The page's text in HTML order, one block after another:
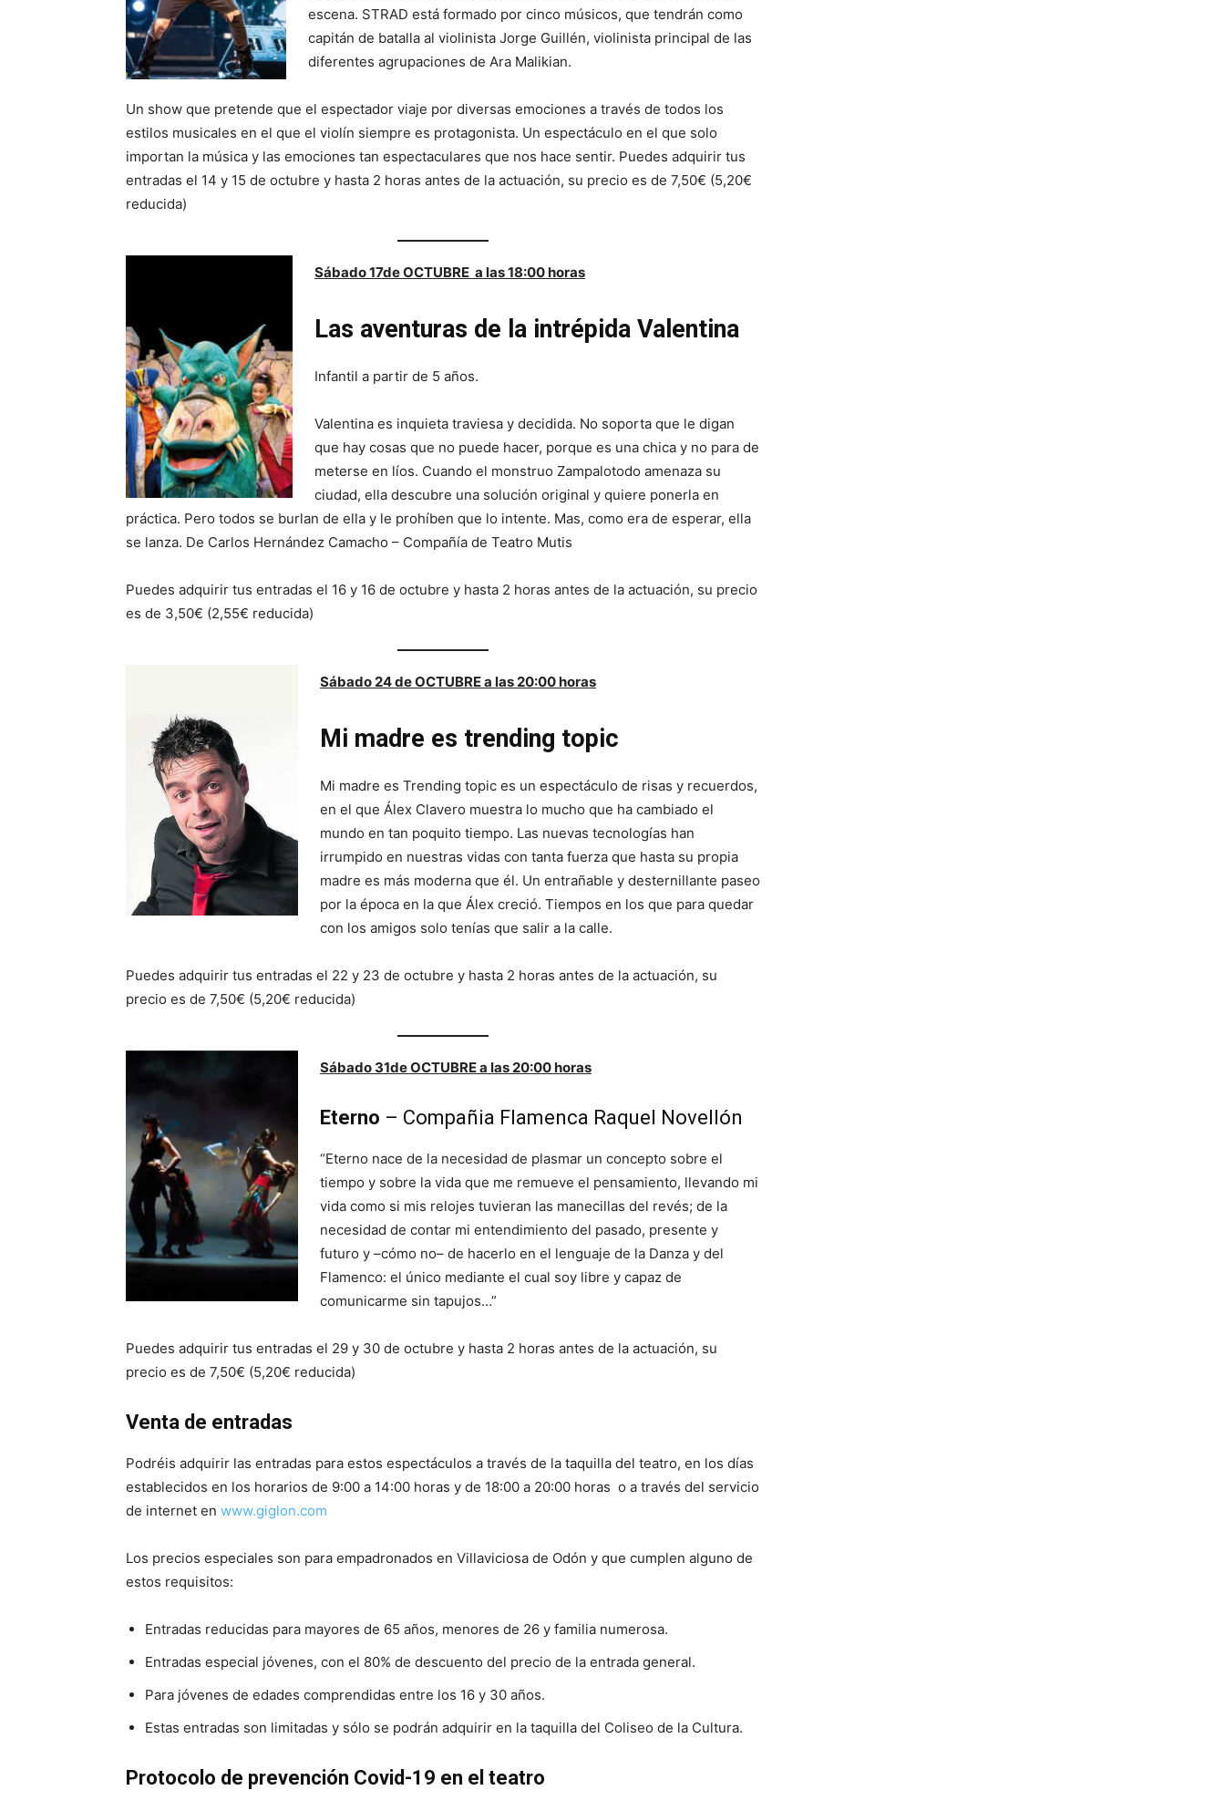
escena. STRAD está formado por cinco músicos, que tendrán como
capitán de batalla al violinista Jorge Guillén, violinista principal de las
diferentes agrupaciones de Ara Malikian.
Un show que pretende que el espectador viaje por diversas emociones a través de todos los
estilos musicales en el que el violín siempre es protagonista. Un espectáculo en el que solo
importan la música y las emociones tan espectaculares que nos hace sentir. Puedes adquirir tus
entradas el 14 y 15 de octubre y hasta 2 horas antes de la actuación, su precio es de 7,50€ (5,20€
reducida)
Sábado 17de OCTUBRE a las 18:00 horas
Las aventuras de la intrépida Valentina
Infantil a partir de 5 años.
Valentina es inquieta traviesa y decidida. No soporta que le digan
que hay cosas que no puede hacer, porque es una chica y no para de
meterse en líos. Cuando el monstruo Zampalotodo amenaza su
ciudad, ella descubre una solución original y quiere ponerla en
práctica. Pero todos se burlan de ella y le prohíben que lo intente. Mas, como era de esperar, ella
se lanza. De Carlos Hernández Camacho – Compañía de Teatro Mutis
Puedes adquirir tus entradas el 16 y 16 de octubre y hasta 2 horas antes de la actuación, su precio
es de 3,50€ (2,55€ reducida)
Sábado 24de OCTUBRE a las 20:00 horas
Mi madre es trending topic
Mi madre es Trending topic es un espectáculo de risas y recuerdos,
en el que Álex Clavero muestra lo mucho que ha cambiado el
mundo en tan poquito tiempo. Las nuevas tecnologías han
irrumpido en nuestras vidas con tanta fuerza que hasta su propia
madre es más moderna que él. Un entrañable y desternillante paseo
por la época en la que Álex creció. Tiempos en los que para quedar
con los amigos solo tenías que salir a la calle.
Puedes adquirir tus entradas el 22 y 23 de octubre y hasta 2 horas antes de la actuación, su
precio es de 7,50€ (5,20€ reducida)
Sábado 31de OCTUBRE a las 20:00 horas
Eterno – Compañia Flamenca Raquel Novellón
“Eterno nace de la necesidad de plasmar un concepto sobre el
tiempo y sobre la vida que me remueve el pensamiento, llevando mi
vida como si mis relojes tuvieran las manecillas del revés; de la
necesidad de contar mi entendimiento del pasado, presente y
futuro y –cómo no– de hacerlo en el lenguaje de la Danza y del
Flamenco: el único mediante el cual soy libre y capaz de
comunicarme sin tapujos…”
Puedes adquirir tus entradas el 29 y 30 de octubre y hasta 2 horas antes de la actuación, su
precio es de 7,50€ (5,20€ reducida)
Venta de entradas
Podréis adquirir las entradas para estos espectáculos a través de la taquilla del teatro, en los días
establecidos en los horarios de 9:00 a 14:00 horas y de 18:00 a 20:00 horas o a través del servicio
de internet en www.giglon.com
Los precios especiales son para empadronados en Villaviciosa de Odón y que cumplen alguno de
estos requisitos:
Entradas reducidas para mayores de 65 años, menores de 26 y familia numerosa.
Entradas especial jóvenes, con el 80% de descuento del precio de la entrada general.
Para jóvenes de edades comprendidas entre los 16 y 30 años.
Estas entradas son limitadas y sólo se podrán adquirir en la taquilla del Coliseo de la Cultura.
Protocolo de prevención Covid-19 en el teatro